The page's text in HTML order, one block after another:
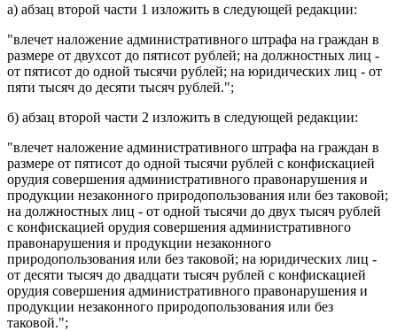
а) абзац второй части 1 изложить в следующей редакции:
"влечет наложение административного штрафа на граждан в
размере от двухсот до пятисот рублей; на должностных лиц -
от пятисот до одной тысячи рублей; на юридических лиц - от
пяти тысяч до десяти тысяч рублей.";
б) абзац второй части 2 изложить в следующей редакции:
"влечет наложение административного штрафа на граждан в
размере от пятисот до одной тысячи рублей с конфискацией
орудия совершения административного правонарушения и
продукции незаконного природопользования или без таковой;
на должностных лиц - от одной тысячи до двух тысяч рублей
с конфискацией орудия совершения административного
правонарушения и продукции незаконного
природопользования или без таковой; на юридических лиц -
от десяти тысяч до двадцати тысяч рублей с конфискацией
орудия совершения административного правонарушения и
продукции незаконного природопользования или без
таковой.";